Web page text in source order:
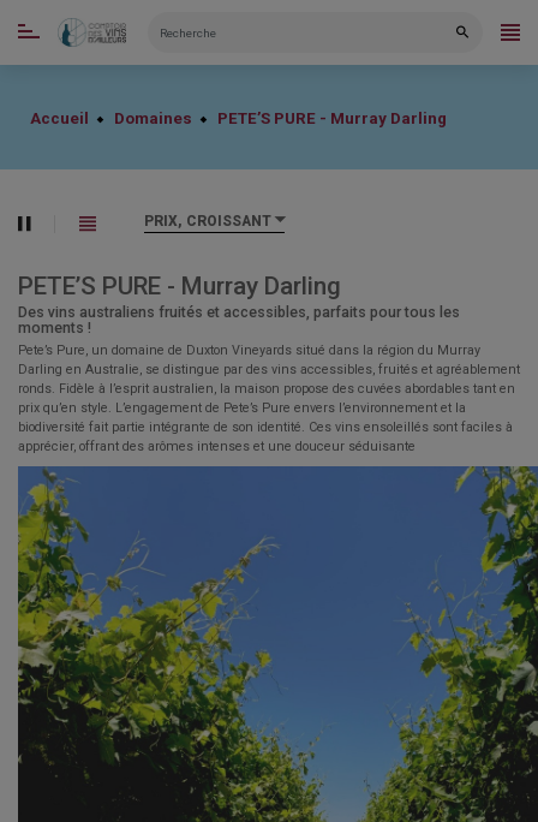
CATÉGORIES
Accueil Domaines PETE’S PURE - Murray Darling
PRIX, CROISSANT
PETE’S PURE - Murray Darling
Des vins australiens fruités et accessibles, parfaits pour tous les
moments !
Pete’s Pure, un domaine de Duxton Vineyards situé dans la région du Murray
Darling en Australie, se distingue par des vins accessibles, fruités et agréablement
ronds. Fidèle à l’esprit australien, la maison propose des cuvées abordables tant en
prix qu’en style. L’engagement de Pete’s Pure envers l’environnement et la
biodiversité fait partie intégrante de son identité. Ces vins ensoleillés sont faciles à
apprécier, offrant des arômes intenses et une douceur séduisante